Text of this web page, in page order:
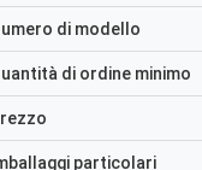
di modello
di ordine minimo
particolari